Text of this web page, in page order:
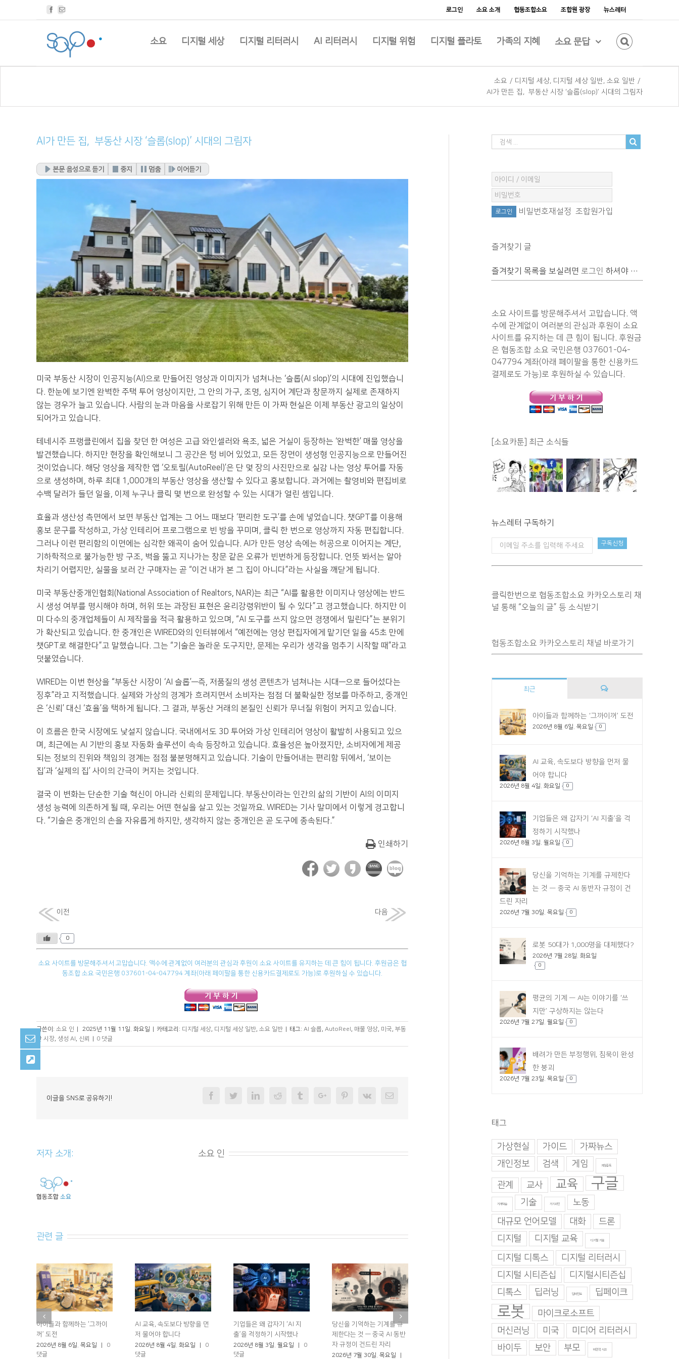
Facebook
로그인 소요 소개 협동조합소요 조합원 광장 뉴스레터
소요 디지털 세상 디지털 리터러시 AI 리터러시 디지털 위험 디지털 플라토 가족의 지혜 소요 문답
소요 / 디지털 세상, 디지털 세상 일반, 소요 일반 /
AI가 만든 집, 부동산 시장 ‘슬롭(slop)’ 시대의 그림자
AI가 만든 집, 부동산 시장 ‘슬롭(slop)’ 시대의 그림자
본문 음성으로 듣기 중지 멈춤 이어듣기
미국 부동산 시장이 인공지능(AI)으로 만들어진 영상과 이미지가 넘쳐나는 ‘슬롭(AI slop)’의 시대에 진입했습니
다. 한눈에 보기엔 완벽한 주택 투어 영상이지만, 그 안의 가구, 조명, 심지어 계단과 창문까지 실제로 존재하지
않는 경우가 늘고 있습니다. 사람의 눈과 마음을 사로잡기 위해 만든 이 가짜 현실은 이제 부동산 광고의 일상이
되어가고 있습니다.
테네시주 프랭클린에서 집을 찾던 한 여성은 고급 와인셀러와 욕조, 넓은 거실이 등장하는 ‘완벽한’ 매물 영상을
발견했습니다. 하지만 현장을 확인해보니 그 공간은 텅 비어 있었고, 모든 장면이 생성형 인공지능으로 만들어진
것이었습니다. 해당 영상을 제작한 앱 ‘오토릴(AutoReel)’은 단 몇 장의 사진만으로 실감 나는 영상 투어를 자동
으로 생성하며, 하루 최대 1,000개의 부동산 영상을 생산할 수 있다고 홍보합니다. 과거에는 촬영비와 편집비로
수백 달러가 들던 일을, 이제 누구나 클릭 몇 번으로 완성할 수 있는 시대가 열린 셈입니다.
효율과 생산성 측면에서 보면 부동산 업계는 그 어느 때보다 ‘편리한 도구’를 손에 넣었습니다. 챗GPT를 이용해
홍보 문구를 작성하고, 가상 인테리어 프로그램으로 빈 방을 꾸미며, 클릭 한 번으로 영상까지 자동 편집합니다.
그러나 이런 편리함의 이면에는 심각한 왜곡이 숨어 있습니다. AI가 만든 영상 속에는 허공으로 이어지는 계단,
기하학적으로 불가능한 방 구조, 벽을 뚫고 지나가는 창문 같은 오류가 빈번하게 등장합니다. 언뜻 봐서는 알아
차리기 어렵지만, 실물을 보러 간 구매자는 곧 “이건 내가 본 그 집이 아니다”라는 사실을 깨닫게 됩니다.
미국 부동산중개인협회(National Association of Realtors, NAR)는 최근 “AI를 활용한 이미지나 영상에는 반드
시 생성 여부를 명시해야 하며, 허위 또는 과장된 표현은 윤리강령위반이 될 수 있다”고 경고했습니다. 하지만 이
미 다수의 중개업체들이 AI 제작물을 적극 활용하고 있으며, “AI 도구를 쓰지 않으면 경쟁에서 밀린다”는 분위기
가 확산되고 있습니다. 한 중개인은 WIRED와의 인터뷰에서 “예전에는 영상 편집자에게 맡기던 일을 45초 만에
챗GPT로 해결한다”고 말했습니다. 그는 “기술은 놀라운 도구지만, 문제는 우리가 생각을 멈추기 시작할 때”라고
덧붙였습니다.
WIRED는 이번 현상을 “부동산 시장이 ‘AI 슬롭’—즉, 저품질의 생성 콘텐츠가 넘쳐나는 시대—으로 들어섰다는
징후”라고 지적했습니다. 실제와 가상의 경계가 흐려지면서 소비자는 점점 더 불확실한 정보를 마주하고, 중개인
은 ‘신뢰’ 대신 ‘효율’을 택하게 됩니다. 그 결과, 부동산 거래의 본질인 신뢰가 무너질 위험이 커지고 있습니다.
이 흐름은 한국 시장에도 낯설지 않습니다. 국내에서도 3D 투어와 가상 인테리어 영상이 활발히 사용되고 있으
며, 최근에는 AI 기반의 홍보 자동화 솔루션이 속속 등장하고 있습니다. 효율성은 높아졌지만, 소비자에게 제공
되는 정보의 진위와 책임의 경계는 점점 불분명해지고 있습니다. 기술이 만들어내는 편리함 뒤에서, ‘보이는
집’과 ‘실제의 집’ 사이의 간극이 커지는 것입니다.
결국 이 변화는 단순한 기술 혁신이 아니라 신뢰의 문제입니다. 부동산이라는 인간의 삶의 기반이 AI의 이미지
생성 능력에 의존하게 될 때, 우리는 어떤 현실을 살고 있는 것일까요. WIRED는 기사 말미에서 이렇게 경고합니
다. “기술은 중개인의 손을 자유롭게 하지만, 생각하지 않는 중개인은 곧 도구에 종속된다.”
인쇄하기
이전 다음
0
소요 사이트를 방문해주셔서 고맙습니다. 액수에 관계없이 여러분의 관심과 후원이 소요 사이트를 유지하는 데 큰 힘이 됩니다. 후원금은 협
동조합 소요 국민은행 037601-04-047794 계좌(아래 페이팔을 통한 신용카드결제로도 가능)로 후원하실 수 있습니다.
글쓴이: 소요 인 | 2025년 11월 11일. 화요일 | 카테고리: 디지털 세상, 디지털 세상 일반, 소요 일반 | 태그: AI 슬롭, AutoReel, 매물 영상, 미국, 부동
산 시장, 생성 AI, 신뢰 | 0 댓글
이글을 SNS로 공유하기! FacebookTwitterLinkedinReddit TumblrGoogleplusPinterest
Vk Email
소요 인
관련 글
아이들과 함께하는 ‘그까이
꺼’ 도전
2026년 8월 6일. 목요일 |
0
댓글
AI 교육, 속도보다 방향을 먼
저 물어야 합니다
2026년 8월 4일. 화요일 |
0
댓글
기업들은 왜 갑자기 ‘AI 지
출’을 걱정하기 시작했나
2026년 8월 3일. 월요일 |
0
댓글
당신을 기억하는 기계를 규
제한다는 것 — 중국 AI 동반
자 규정이 건드린 자리
2026년 7월 30일. 목요일 |
로봇 50대가 1,000명을 대
|
평균의 기계 — AI는 이야기
를 ‘쓰지만’ 구상하지는 않는
2026년 7월 27일. 월요일
배려가 만든 부정
이 완성한 붕괴
비밀번호재설정 조합원가입
즐겨찾기 글
즐겨찾기 목록을 보실려면 로그인 하셔야 합니다.
소요 사이트를 방문해주셔서 고맙습니다. 액
수에 관계없이 여러분의 관심과 후원이 소요
사이트를 유지하는 데 큰 힘이 됩니다. 후원금
은 협동조합 소요 국민은행 037601-04-
047794 계좌(아래 페이팔을 통한 신용카드
결제로도 가능)로 후원하실 수 있습니다.
[소요카툰] 최근 소식들
뉴스레터 구독하기
클릭한번으로 협동조합소요 카카오스토리 채
널 통해 “오늘의 글” 등 소식받기
협동조합소요 카카오스토리 채널 바로가기
최근
아이들과 함께하는 ‘그까이꺼’ 도전
2026년 8월 6일. 목요일 0
AI 교육, 속도보다 방향을 먼저 물
어야 합니다
2026년 8월 4일. 화요일 0
기업들은 왜 갑자기 ‘AI 지출’을 걱
정하기 시작했나
2026년 8월 3일. 월요일 0
당신을 기억하는 기계를 규제한다
는 것 — 중국 AI 동반자 규정이 건
드린 자리
2026년 7월 30일. 목요일 0
로봇 50대가 1,000명을 대체했다?
2026년 7월 28일. 화요일
0
평균의 기계 — AI는 이야기를 ‘쓰
지만’ 구상하지는 않는다
2026년 7월 27일. 월요일 0
배려가 만든 부정행위, 침묵이 완성
한 붕괴
2026년 7월 23일. 목요일 0
태그
가상현실 가이드
가짜뉴스
개인정보
검색 게임 게임중독
관계 교사 교육 구글
기계학습 기술 기지과인
노동
대규모 언어모델
대화
드론
디지털
디지털 교육 디지털 기술
디지털 디톡스
디지털 리터러시
디지털 시티즌십
디지털시티즌십
디톡스
딥러닝 딥마인드 딥페이크
로봇
마이크로소프트
머신러닝
미국
미디어 리터러시
바이두
보안 부모 비판적 사고